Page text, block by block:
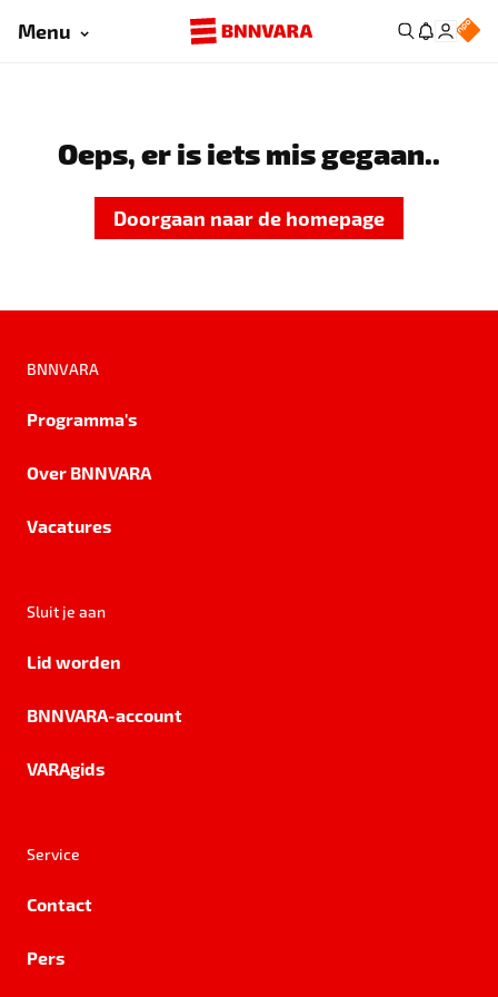
Menu
Oeps, er is iets mis gegaan..
Doorgaan naar de homepage
BNNVARA
Programma's
Over BNNVARA
Vacatures
Sluit je aan
Lid worden
BNNVARA-account
VARAgids
Service
Contact
Pers